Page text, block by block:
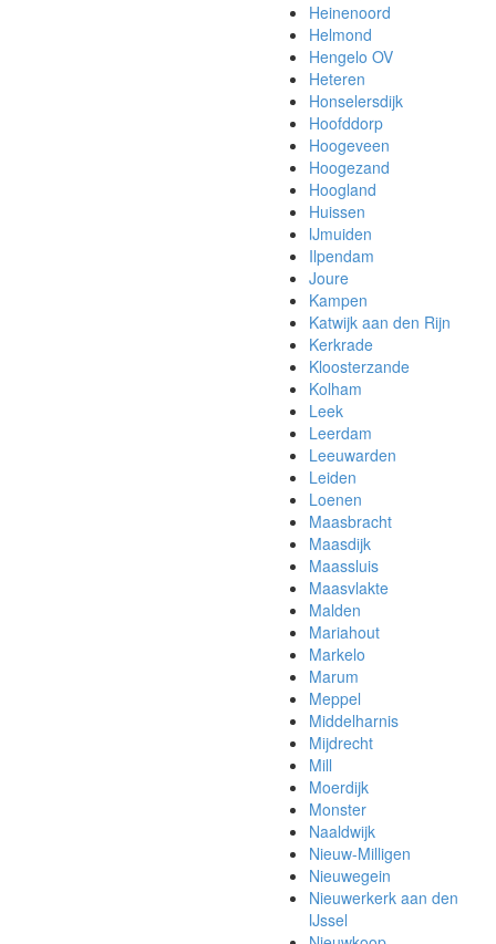
Heinenoord
Helmond
Hengelo OV
Heteren
Honselersdijk
Hoofddorp
Hoogeveen
Hoogezand
Hoogland
Huissen
IJmuiden
Ilpendam
Joure
Kampen
Katwijk aan den Rijn
Kerkrade
Kloosterzande
Kolham
Leek
Leerdam
Leeuwarden
Leiden
Loenen
Maasbracht
Maasdijk
Maassluis
Maasvlakte
Malden
Mariahout
Markelo
Marum
Meppel
Middelharnis
Mijdrecht
Mill
Moerdijk
Monster
Naaldwijk
Nieuw-Milligen
Nieuwegein
Nieuwerkerk aan den
IJssel